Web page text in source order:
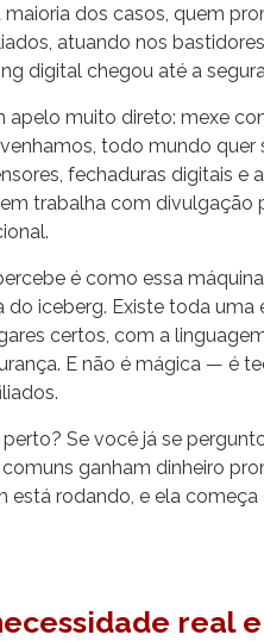
maioria dos casos, quem
atuando nos
digital chegou até a
apelo muito direto: mexe
todo mundo quer
fechaduras digitais
trabalha com divulgação
é como essa
do iceberg. Existe toda
certos, com a
E não é mágica — é
Se você já se
ganham dinheiro
está rodando, e ela
real